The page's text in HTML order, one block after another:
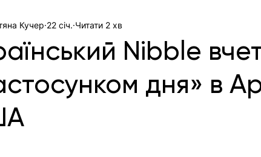
Nibble
дня» в
Кучер 22 січ. Читати 2 хв